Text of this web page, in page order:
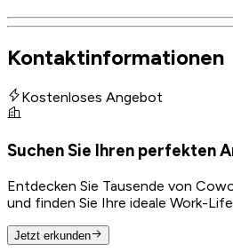
Kontaktinformationen
Kostenloses Angebot
Suchen Sie Ihren perfekten
Entdecken Sie Tausende von
und finden Sie Ihre ideale Work-
Jetzt erkunden